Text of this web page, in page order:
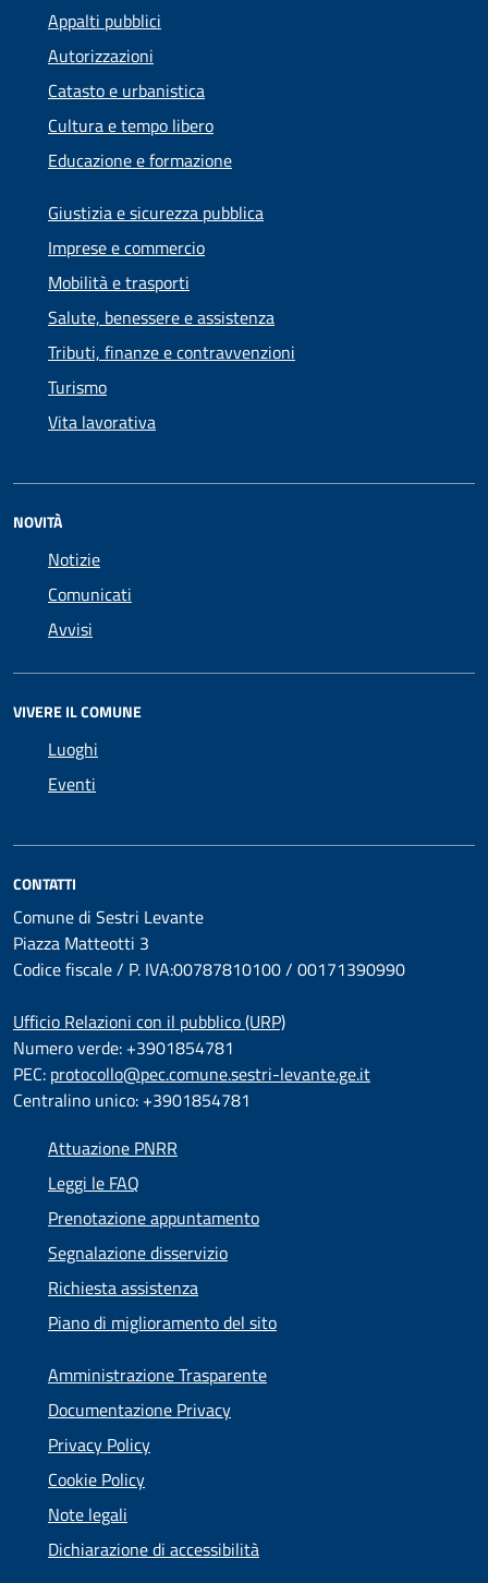
Appalti pubblici
Autorizzazioni
Catasto e urbanistica
Cultura e tempo libero
Educazione e formazione
Giustizia e sicurezza pubblica
Imprese e commercio
Mobilità e trasporti
Salute, benessere e assistenza
Tributi, finanze e contravvenzioni
Turismo
Vita lavorativa
NOVITÀ
Notizie
Comunicati
Avvisi
VIVERE IL COMUNE
Luoghi
Eventi
CONTATTI
Comune di Sestri Levante
Piazza Matteotti 3
Codice fiscale / P. IVA:00787810100 / 00171390990
Ufficio Relazioni con il pubblico (URP)
Numero verde: +3901854781
PEC: protocollo@pec.comune.sestri-levante.ge.it
Centralino unico: +3901854781
Attuazione PNRR
Leggi le FAQ
Prenotazione appuntamento
Segnalazione disservizio
Richiesta assistenza
Piano di miglioramento del sito
Amministrazione Trasparente
Documentazione Privacy
Privacy Policy
Cookie Policy
Note legali
Dichiarazione di accessibilità